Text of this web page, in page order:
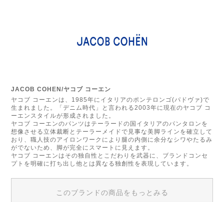
JACOB COHEN/ヤコブ コーエン
ヤコブ コーエンは、1985年にイタリアのポンテロンゴ(パドヴァ)で
生まれました。「デニム時代」と言われる2003年に現在のヤコブ コ
ーエンスタイルが形成されました。
ヤコブ コーエンのパンツはテーラードの国イタリアのパンタロンを
想像させる立体裁断とテーラーメイドで見事な美脚ラインを確立して
おり、職人技のアイロンワークにより腿の内側に余分なシワやたるみ
がでないため、脚が完全にスマートに見えます。
ヤコブ コーエンはその独自性とこだわりを武器に、ブランドコンセ
プトを明確に打ち出し他とは異なる独創性を表現しています。
このブランドの商品をもっとみる